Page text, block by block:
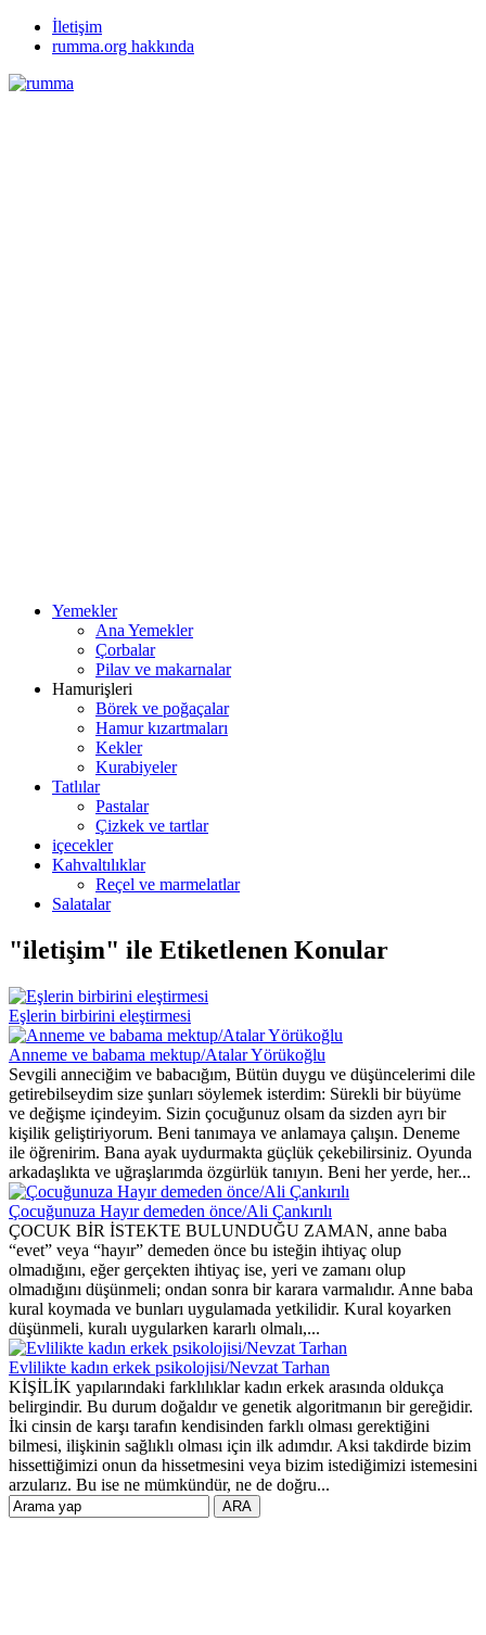
İletişim
rumma.org hakkında
Yemekler
Ana Yemekler
Çorbalar
Pilav ve makarnalar
Hamurişleri
Börek ve poğaçalar
Hamur kızartmaları
Kekler
Kurabiyeler
Tatlılar
Pastalar
Çizkek ve tartlar
içecekler
Kahvaltılıklar
Reçel ve marmelatlar
Salatalar
"iletişim" ile Etiketlenen Konular
Eşlerin birbirini eleştirmesi
Anneme ve babama mektup/Atalar Yörükoğlu
Sevgili anneciğim ve babacığım, Bütün duygu ve düşüncelerimi dile
getirebilseydim size şunları söylemek isterdim: Sürekli bir büyüme
ve değişme içindeyim. Sizin çocuğunuz olsam da sizden ayrı bir
kişilik geliştiriyorum. Beni tanımaya ve anlamaya çalışın. Deneme
ile öğrenirim. Bana ayak uydurmakta güçlük çekebilirsiniz. Oyunda
arkadaşlıkta ve uğraşlarımda özgürlük tanıyın. Beni her yerde, her...
Çocuğunuza Hayır demeden önce/Ali Çankırılı
ÇOCUK BİR İSTEKTE BULUNDUĞU ZAMAN, anne baba
“evet” veya “hayır” demeden önce bu isteğin ihtiyaç olup
olmadığını, eğer gerçekten ihtiyaç ise, yeri ve zamanı olup
olmadığını düşünmeli; ondan sonra bir karara varmalıdır. Anne baba
kural koymada ve bunları uygulamada yetkilidir. Kural koyarken
düşünmeli, kuralı uygularken kararlı olmalı,...
Evlilikte kadın erkek psikolojisi/Nevzat Tarhan
KİŞİLİK yapılarındaki farklılıklar kadın erkek arasında oldukça
belirgindir. Bu durum doğaldır ve genetik algoritmanın bir gereğidir.
İki cinsin de karşı tarafın kendisinden farklı olması gerektiğini
bilmesi, ilişkinin sağlıklı olması için ilk adımdır. Aksi takdirde bizim
hissettiğimizi onun da hissetmesini veya bizim istediğimizi istemesini
arzularız. Bu ise ne mümkündür, ne de doğru...